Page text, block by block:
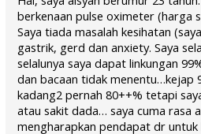
berkenaan pulse oximeter (harga
Saya tiada masalah kesihatan
gastrik, gerd dan anxiety. Saya
selalunya saya dapat linkungan
dan bacaan tidak menentu…kejap
kadang2 pernah 80++% tetapi
atau sakit dada… saya cuma rasa
mengharapkan pendapat dr untuk